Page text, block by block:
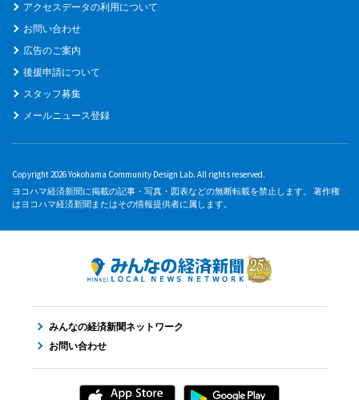
アクセスデータの利用について
お問い合わせ
広告のご案内
後援申請について
スタッフ募集
メールニュース登録
Copyright 2026 Yokohama Community Design Lab. All rights reserved.
ヨコハマ経済新聞に掲載の記事・写真・図表などの無断転載を禁止します。 著作権
はヨコハマ経済新聞またはその情報提供者に属します。
みんなの経済新聞ネットワーク
お問い合わせ